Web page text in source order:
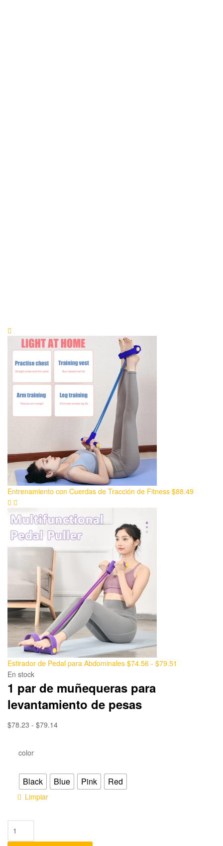
Entrenamiento con Cuerdas de Tracción de Fitness $88.49
Estirador de Pedal para Abdominales $74.56 - $79.51
En stock
1 par de muñequeras para
levantamiento de pesas
$78.23 - $79.14
color
Black Blue Pink Red
Limpiar